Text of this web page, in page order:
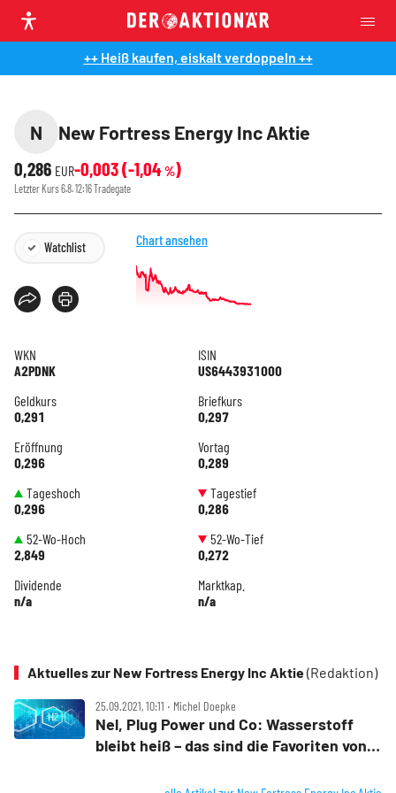
++ Heiß kaufen, eiskalt verdoppeln ++
N
New Fortress Energy Inc Aktie
0,286 EUR-0,003(-1,04 %)
Letzter Kurs6.8. 12:16Tradegate
Watchlist Chart ansehen
WKN
A2PDNK
ISIN
US6443931000
Geldkurs
0,291
Briefkurs
0,297
Eröffnung
0,296
Vortag
0,289
Tageshoch
0,296
Tagestief
0,286
52-Wo-Hoch
2,849
52-Wo-Tief
0,272
Dividende
n/a
Marktkap.
n/a
Aktuelles zur New Fortress Energy Inc Aktie(Redaktion)
25.09.2021, 10:11 ‧ Michel Doepke
Nel, Plug Power und Co: Wasserstoff
bleibt heiß – das sind die Favoriten von